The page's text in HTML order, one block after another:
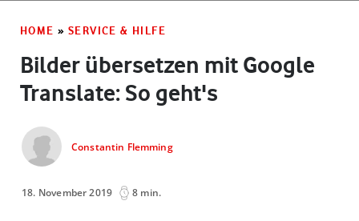
HOME » SERVICE & HILFE
Bilder übersetzen mit Google
Translate: So geht's
Constantin Flemming
18. November 2019 8 min.